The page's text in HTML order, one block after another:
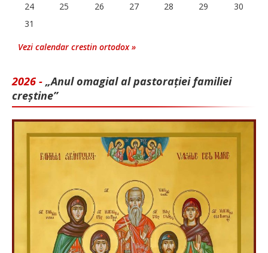
24
25 26 27 28 29
30
31
Vezi calendar crestin ortodox »
2026 - „Anul omagial al pastorației familiei
creștine”